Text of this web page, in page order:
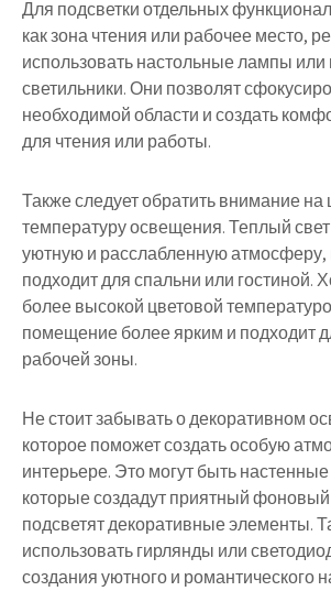
Для подсветки отдельных
как зона чтения или рабочее место,
использовать настольные лампы
светильники. Они позволят
необходимой области и создать
для чтения или работы.
Также следует обратить внимание на
температуру освещения. Теплый
уютную и расслабленную атмосферу,
подходит для спальни или гостиной.
более высокой цветовой
помещение более ярким и подходит
рабочей зоны.
Не стоит забывать о декоративном
которое поможет создать особую
интерьере. Это могут быть
которые создадут приятный фоновый
подсветят декоративные элементы.
использовать гирлянды или
создания уютного и романтического